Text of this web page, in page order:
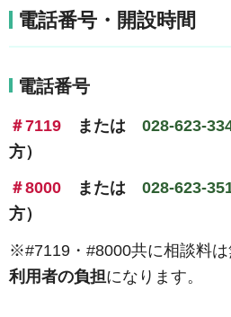
電話番号・開設時間
電話番号
＃7119 または 028-623-
方）
＃8000 または 028-623-
方）
※#7119・#8000共に相談料は
利用者の負担になります。